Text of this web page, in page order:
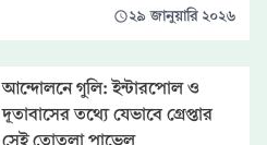
২৯ জানুয়ারি ২০২৬
আন্দোলনে গুলি: ইন্টারপোল ও
দূতাবাসের তথ্যে যেভাবে গ্রেপ্তার
সেই তোতলা পাভেল